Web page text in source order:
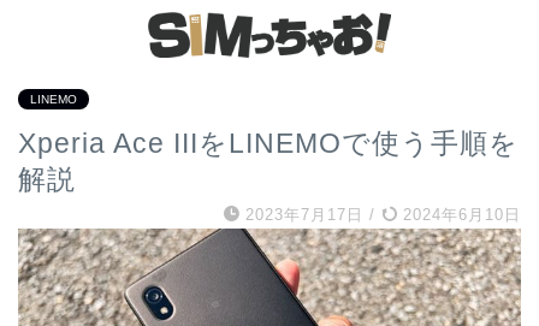
LINEMO
Xperia Ace IIIをLINEMOで使う手順を
解説
2023年7月17日 / 2024年6月10日